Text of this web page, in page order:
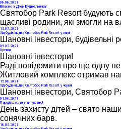
08.08.2021
Вітаємо з Днем Будівельника!
Святобор Park Resort будують
щасливі родини, які змогли на
15.07.2021
Хід будівництва Святобор Park Resort у липні
Шановні інвестори,
09.07.2021
Премія
Шановні інвестори!
Раді повідомити про ще одну
Житловий комплекс отримав
15.06.2021
Хід будівництва Святобор Park Resort у червні
Шановні інвестори, Святобор
01 .06.2021
Паркуй щасливе дитинство!
День захисту дітей – свято
сонячних барв.
18.05.2021